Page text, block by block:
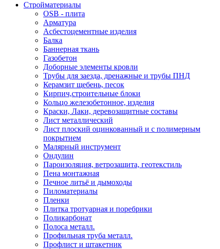
Стройматериалы
OSB - плита
Арматура
Асбестоцементные изделия
Балка
Баннерная ткань
Газобетон
Доборные элементы кровли
Трубы для заезда, дренажные и трубы ПНД
Керамзит щебень, песок
Кирпич,строительные блоки
Кольцо железобетонное, изделия
Краски, Лаки, деревозащитные составы
Лист металлический
Лист плоский оцинкованный и с полимерным
покрытием
Малярный инструмент
Ондулин
Пароизоляция, ветрозащита, геотекстиль
Пена монтажная
Печное литьё и дымоходы
Пиломатериалы
Пленки
Плитка тротуарная и поребрики
Поликарбонат
Полоса металл.
Профильная труба металл.
Профлист и штакетник